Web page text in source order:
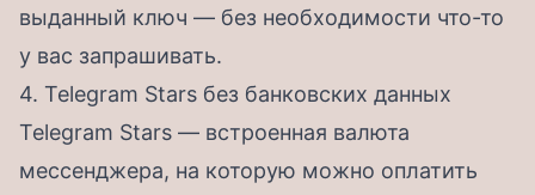
выданный ключ — без необходимости что-то
у вас запрашивать.
4. Telegram Stars без банковских данных
Telegram Stars — встроенная валюта
мессенджера, на которую можно оплатить